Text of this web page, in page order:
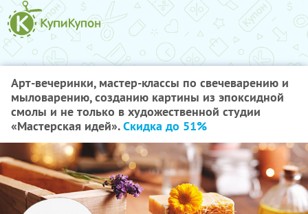
Арт-вечеринки, мастер-классы по свечеварению и
мыловарению, созданию картины из эпоксидной
смолы и не только в художественной студии
«Мастерская идей».Скидка до 51%